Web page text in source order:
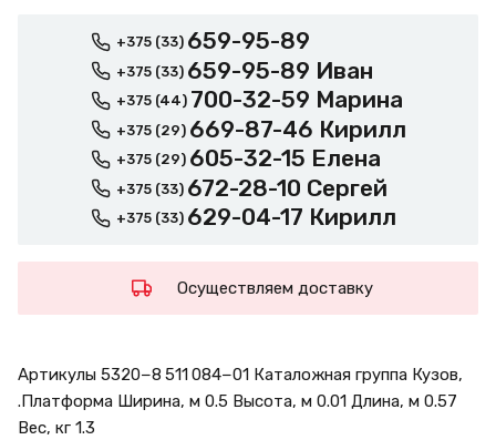
+375 (33) 659-95-89
+375 (33) 659-95-89 Иван
+375 (44) 700-32-59 Марина
+375 (29) 669-87-46 Кирилл
+375 (29) 605-32-15 Елена
+375 (33) 672-28-10 Сергей
+375 (33) 629-04-17 Кирилл
Осуществляем доставку
Артикулы 5320−8 511 084−01 Каталожная группа Кузов,
.Платформа Ширина, м 0.5 Высота, м 0.01 Длина, м 0.57
Вес, кг 1.3